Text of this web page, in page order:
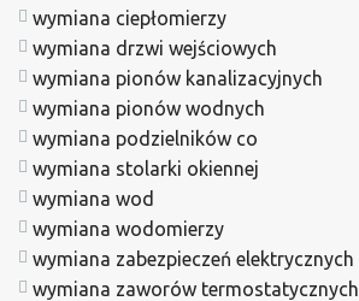
wymiana ciepłomierzy
wymiana drzwi wejściowych
wymiana pionów kanalizacyjnych
wymiana pionów wodnych
wymiana podzielników co
wymiana stolarki okiennej
wymiana wod
wymiana wodomierzy
wymiana zabezpieczeń elektrycznych
wymiana zaworów termostatycznych